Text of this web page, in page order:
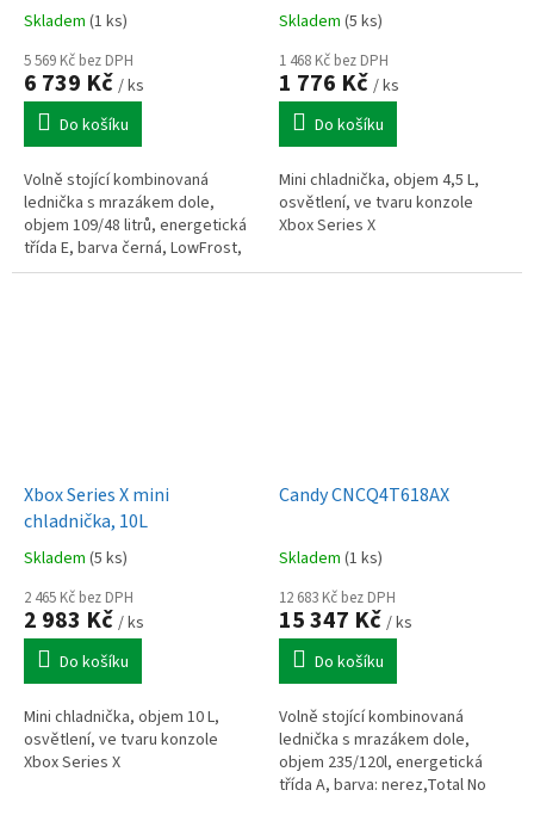
Skladem (1 ks)
5 569 Kč bez DPH
6 739 Kč / ks
Do košíku
Volně stojící kombinovaná
lednička s mrazákem dole,
objem 109/48 litrů, energetická
třída E, barva černá, LowFrost,
LED osvlětlení, hlučnost 39 dB,
Skladem (5 ks)
1 468 Kč bez DPH
1 776 Kč / ks
Do košíku
Mini chladnička, objem 4,5 L,
osvětlení, ve tvaru konzole
Xbox Series X
Xbox Series X mini
chladnička, 10L
Skladem (5 ks)
2 465 Kč bez DPH
2 983 Kč / ks
Do košíku
Mini chladnička, objem 10 L,
osvětlení, ve tvaru konzole
Xbox Series X
Candy CNCQ4T618AX
Skladem (1 ks)
12 683 Kč bez DPH
15 347 Kč / ks
Do košíku
Volně stojící kombinovaná
lednička s mrazákem dole,
objem 235/120l, energetická
třída A, barva: nerez,Total No